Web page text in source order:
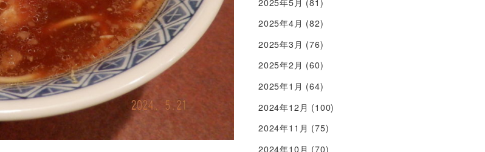
2025年4月 (82)
2025年3月 (76)
2025年2月 (60)
2025年1月 (64)
2024年12月 (100)
2024年11月 (75)
2024年10月 (70)